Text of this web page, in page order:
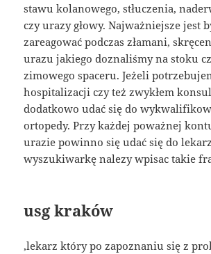
stawu kolanowego, stłuczenia,
czy urazy głowy. Najważniejsze jest
zareagować podczas złamani,
urazu jakiego doznaliśmy na stoku
zimowego spaceru. Jeżeli
hospitalizacji czy też zwykłem
dodatkowo udać się do
ortopedy. Przy każdej poważnej
urazie powinno się udać się do
wyszukiwarkę nalezy wpisac takie
usg kraków
,lekarz który po zapoznaniu się z